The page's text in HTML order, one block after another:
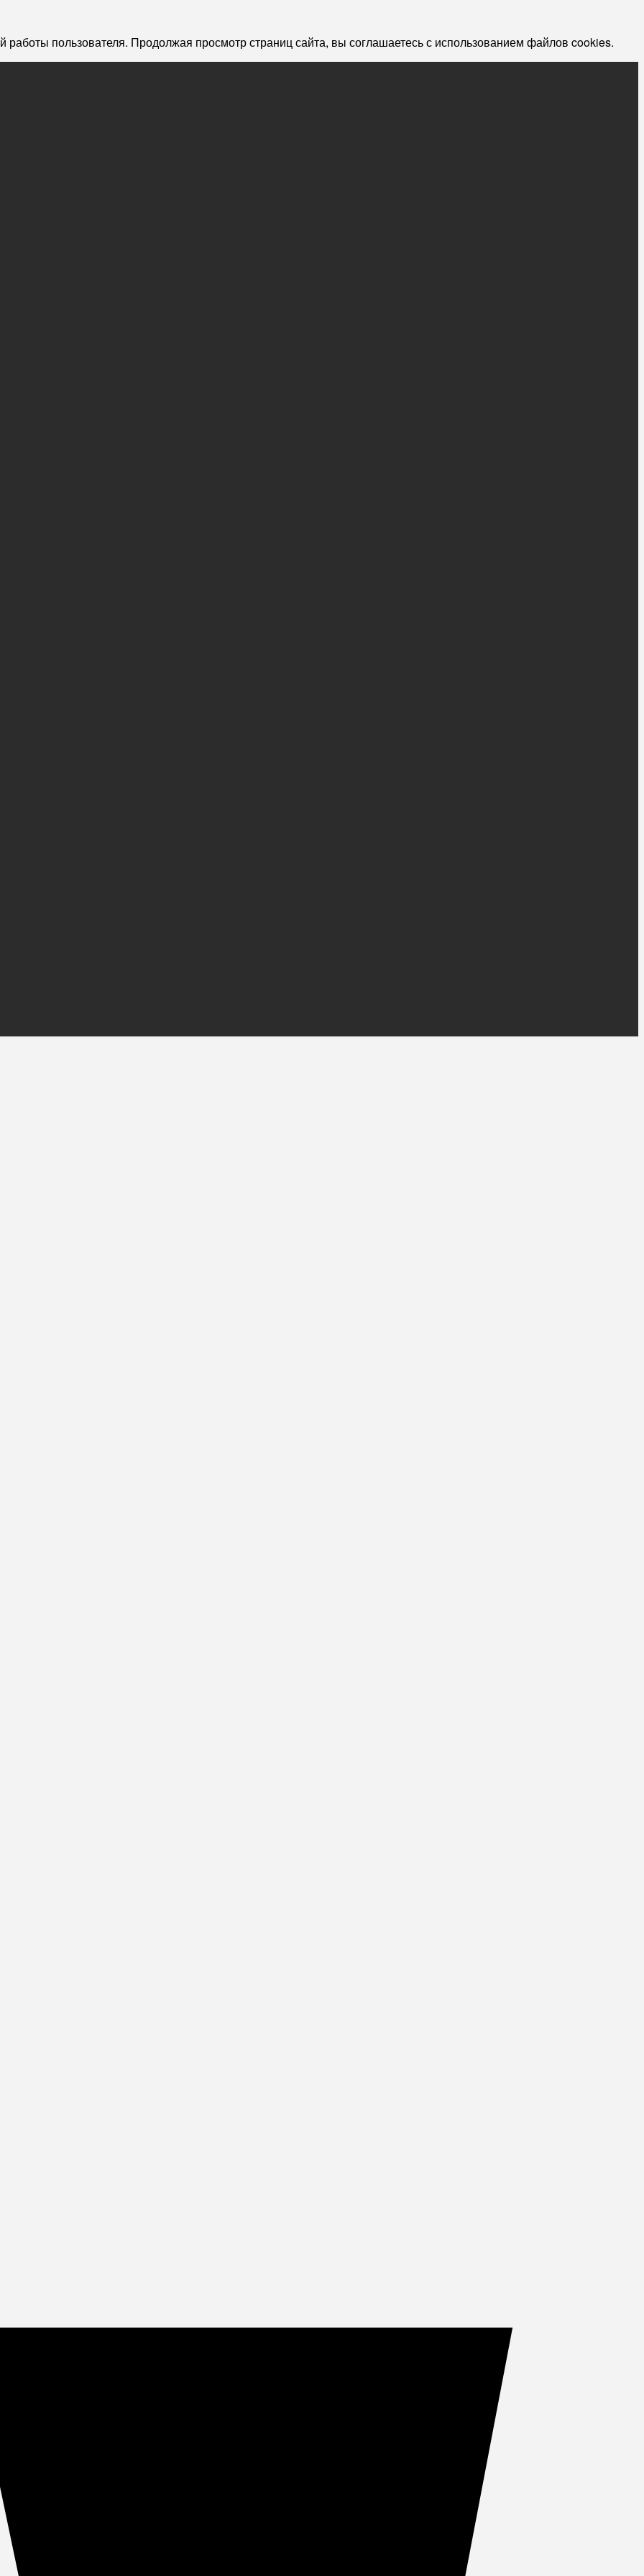
пользователя. Продолжая просмотр страниц сайта, вы соглашаетесь с использованием файлов cookies.